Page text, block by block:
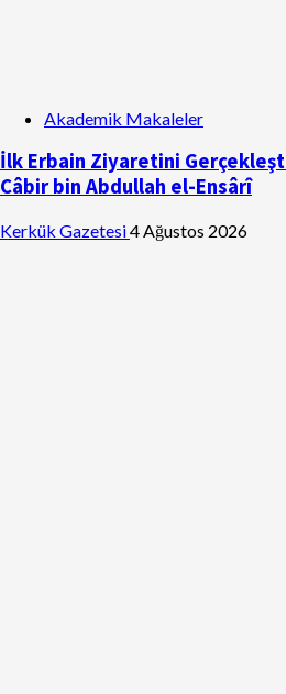
Akademik Makaleler
İlk Erbain Ziyaretini
Câbir bin Abdullah el-Ensârî
Kerkük Gazetesi4 Ağustos 2026